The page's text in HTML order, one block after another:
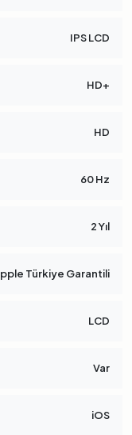
IPS LCD
HD+
HD
60 Hz
2 Yıl
Türkiye Garantili
LCD
Var
iOS